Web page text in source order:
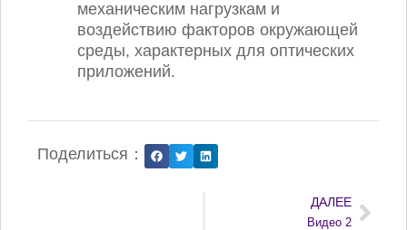
механическим нагрузкам и
воздействию факторов окружающей
среды, характерных для оптических
приложений.
Поделиться：
ДАЛЕЕ
Видео 2